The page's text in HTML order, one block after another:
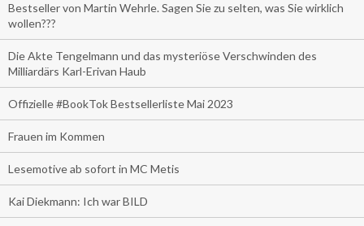
Bestseller von Martin Wehrle. Sagen Sie zu selten, was Sie wirklich
wollen???
Die Akte Tengelmann und das mysteriöse Verschwinden des
Milliardärs Karl-Erivan Haub
Offizielle #BookTok Bestsellerliste Mai 2023
Frauen im Kommen
Lesemotive ab sofort in MC Metis
Kai Diekmann: Ich war BILD